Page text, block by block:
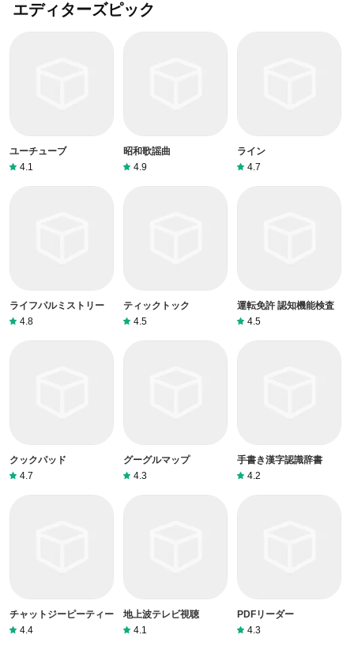
エディターズピック
ユーチューブ
4.1
昭和歌謡曲
4.9
ライン
4.7
ライフパルミストリー
4.8
ティックトック
4.5
運転免許 認知機能検査
4.5
クックパッド
4.7
グーグルマップ
4.3
手書き漢字認識辞書
4.2
チャットジーピーティー
4.4
地上波テレビ視聴
4.1
PDFリーダー
4.3